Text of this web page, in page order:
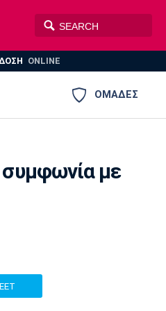
ONLINE
ΟΜΑΔΕΣ
με